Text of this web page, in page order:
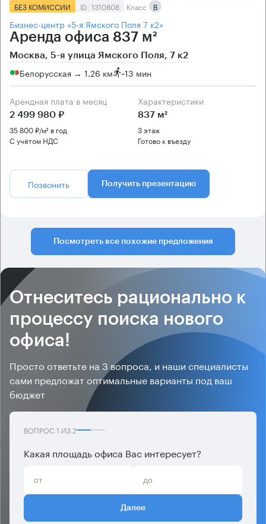
БЕЗ КОМИССИИ ID: 1310808 Класс B
Бизнес-центр «5-я Ямского Поля 7 к2»
Аренда офиса 837 м²
Москва, 5-я улица Ямского Поля, 7 к2
Белорусская → 1.26 км ~13 мин
Арендная плата в месяц
2 499 980 ₽
35 800 ₽/м² в год
С учётом НДС
Характеристики
837 м²
3 этаж
Готово к въезду
Позвонить Получить презентацию
Посмотреть все похожие предложения
Отнеситесь рационально к
процессу поиска нового
офиса!
Просто ответьте на 3 вопроса, и наши специалисты
сами предложат оптимальные варианты под ваш
бюджет
ВОПРОС 1 ИЗ2
Какая площадь офиса Вас интересует?
Далее